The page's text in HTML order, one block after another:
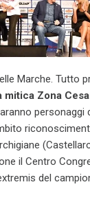
Marche. Tutto
Zona
personaggi
il Centro
del